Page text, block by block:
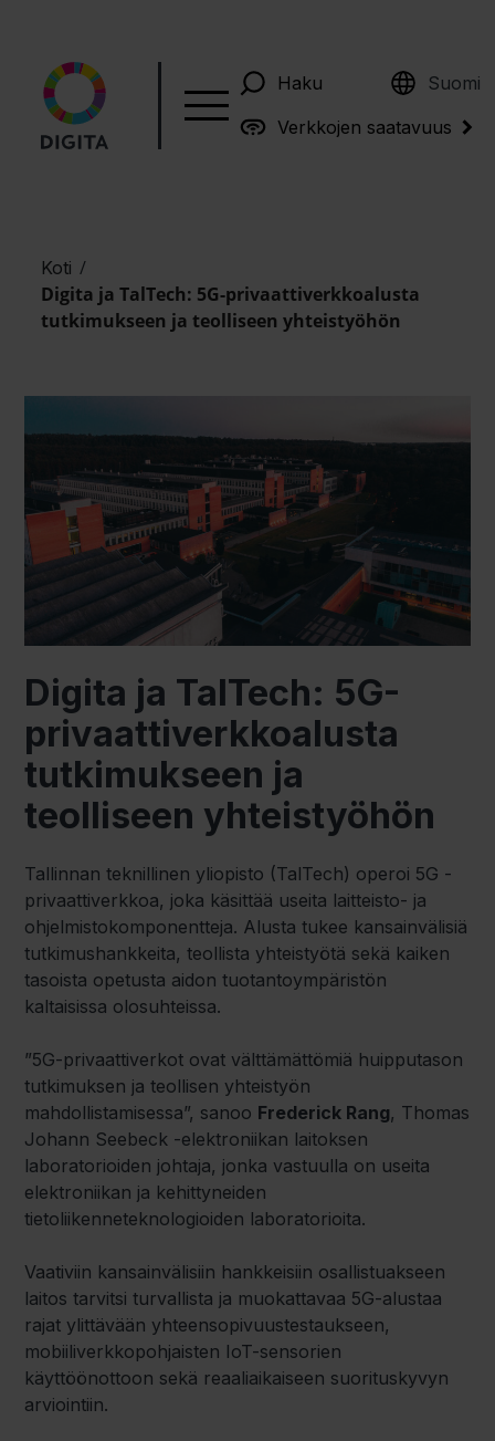
Haku Suomi
English
Verkkojen saatavuus
Koti /
Digita ja TalTech: 5G-privaattiverkkoalusta
tutkimukseen ja teolliseen yhteistyöhön
Digita ja TalTech: 5G-
privaattiverkkoalusta
tutkimukseen ja
teolliseen yhteistyöhön
Tallinnan teknillinen yliopisto (TalTech) operoi 5G -
privaattiverkkoa, joka käsittää useita laitteisto- ja
ohjelmistokomponentteja. Alusta tukee kansainvälisiä
tutkimushankkeita, teollista yhteistyötä sekä kaiken
tasoista opetusta aidon tuotantoympäristön
kaltaisissa olosuhteissa.
”5G-privaattiverkot ovat välttämättömiä huipputason
tutkimuksen ja teollisen yhteistyön
mahdollistamisessa”, sanoo Frederick Rang, Thomas
Johann Seebeck -elektroniikan laitoksen
laboratorioiden johtaja, jonka vastuulla on useita
elektroniikan ja kehittyneiden
tietoliikenneteknologioiden laboratorioita.
Vaativiin kansainvälisiin hankkeisiin osallistuakseen
laitos tarvitsi turvallista ja muokattavaa 5G-alustaa
rajat ylittävään yhteensopivuustestaukseen,
mobiiliverkkopohjaisten IoT-sensorien
käyttöönottoon sekä reaaliaikaiseen suorituskyvyn
arviointiin.